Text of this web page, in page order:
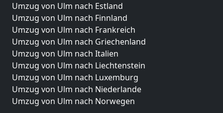
Umzug von Ulm nach Estland
Umzug von Ulm nach Finnland
Umzug von Ulm nach Frankreich
Umzug von Ulm nach Griechenland
Umzug von Ulm nach Italien
Umzug von Ulm nach Liechtenstein
Umzug von Ulm nach Luxemburg
Umzug von Ulm nach Niederlande
Umzug von Ulm nach Norwegen